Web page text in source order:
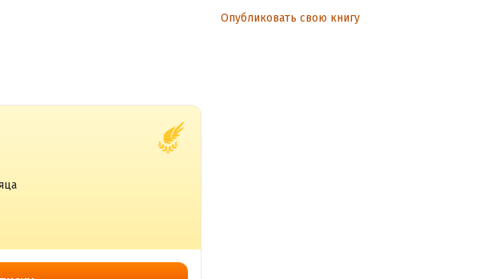
Опубликовать свою книгу